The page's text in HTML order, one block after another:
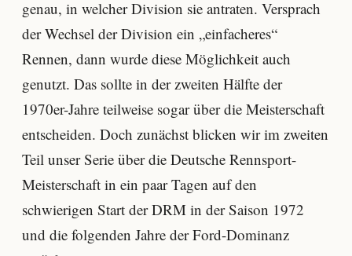
genau, in welcher Division sie antraten. Versprach
der Wechsel der Division ein „einfacheres“
Rennen, dann wurde diese Möglichkeit auch
genutzt. Das sollte in der zweiten Hälfte der
1970er-Jahre teilweise sogar über die Meisterschaft
entscheiden. Doch zunächst blicken wir im zweiten
Teil unser Serie über die Deutsche Rennsport-
Meisterschaft in ein paar Tagen auf den
schwierigen Start der DRM in der Saison 1972
und die folgenden Jahre der Ford-Dominanz